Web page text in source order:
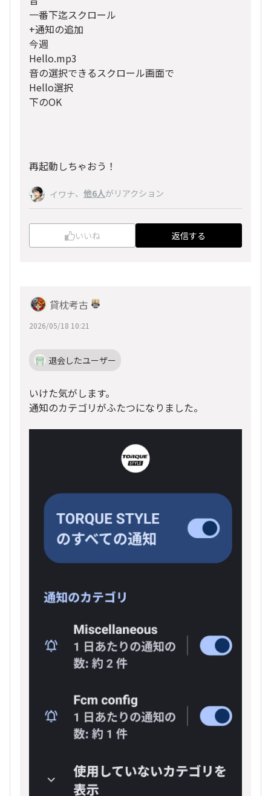
一番下迄スクロール
+通知の追加
今週
Hello.mp3
音の選択できるスクロール画面で
Hello選択
下のOK
再起動しちゃおう！
イワナ、 他6人がリアクション
いいね 返信する
貸枕考古
2026/05/18 10:21
退会したユーザー
いけた気がします。
通知のカテゴリがふたつになりました。